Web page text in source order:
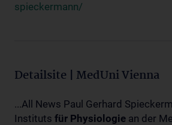
spieckermann/
Detailsite | MedUni Vienna
...All News Paul Gerhard
Instituts für Physiologie an der